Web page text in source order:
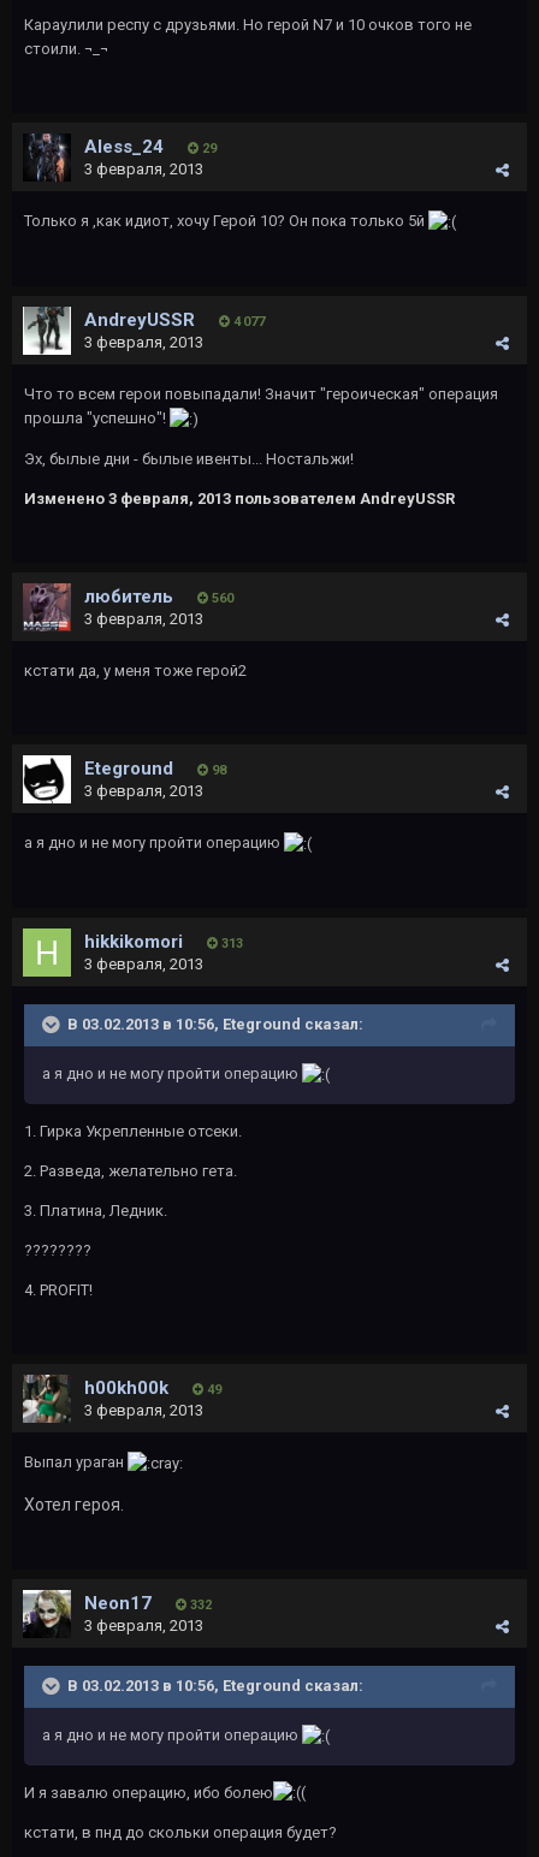
Караулили респу с друзьями. Но герой N7 и 10 очков того не
стоили. ¬_¬
Aless_24 29
3 февраля, 2013
Только я ,как идиот, хочу Герой 10? Он пока только 5й
AndreyUSSR 4 077
3 февраля, 2013
Что то всем герои повыпадали! Значит "героическая" операция
прошла "успешно"!
Эх, былые дни - былые ивенты... Ностальжи!
Изменено 3 февраля, 2013 пользователем AndreyUSSR
любитель 560
3 февраля, 2013
кстати да, у меня тоже герой2
Eteground 98
3 февраля, 2013
а я дно и не могу пройти операцию
hikkikomori 313
3 февраля, 2013
В 03.02.2013 в 10:56, Eteground сказал:
а я дно и не могу пройти операцию
1. Гирка Укрепленные отсеки.
2. Разведа, желательно гета.
3. Платина, Ледник.
????????
4. PROFIT!
h00kh00k 49
3 февраля, 2013
Выпал ураган
Хотел героя.
Neon17 332
3 февраля, 2013
В 03.02.2013 в 10:56, Eteground сказал:
а я дно и не могу пройти операцию
И я завалю операцию, ибо болею (
кстати, в пнд до скольки операция будет?